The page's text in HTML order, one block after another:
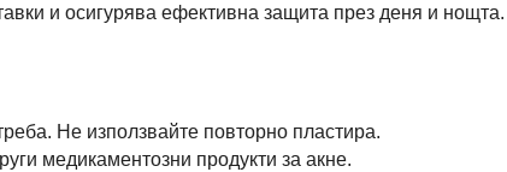
и осигурява ефективна защита през деня и нощта.
Не използвайте повторно пластира.
медикаментозни продукти за акне.